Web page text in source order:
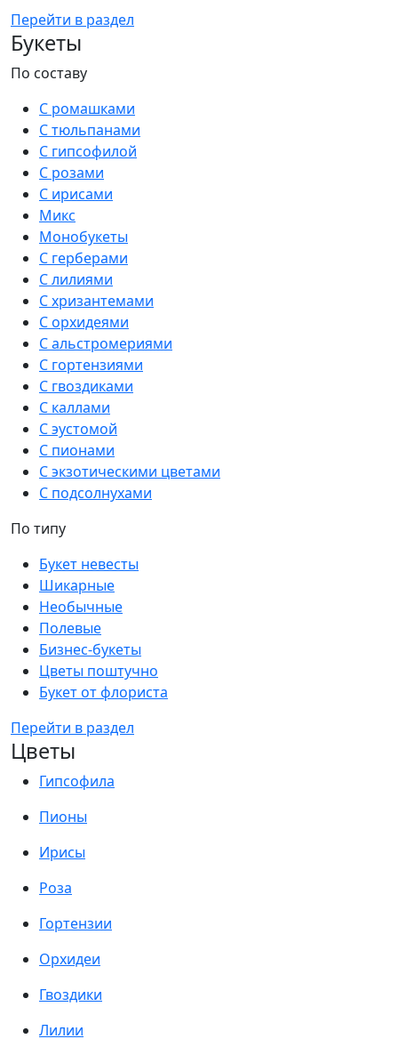
Перейти в раздел
Букеты
По составу
С ромашками
С тюльпанами
С гипсофилой
С розами
С ирисами
Микс
Монобукеты
С герберами
С лилиями
С хризантемами
С орхидеями
С альстромериями
С гортензиями
С гвоздиками
С каллами
С эустомой
С пионами
С экзотическими цветами
С подсолнухами
По типу
Букет невесты
Шикарные
Необычные
Полевые
Бизнес-букеты
Цветы поштучно
Букет от флориста
Перейти в раздел
Цветы
Гипсофила
Пионы
Ирисы
Роза
Гортензии
Орхидеи
Гвоздики
Лилии